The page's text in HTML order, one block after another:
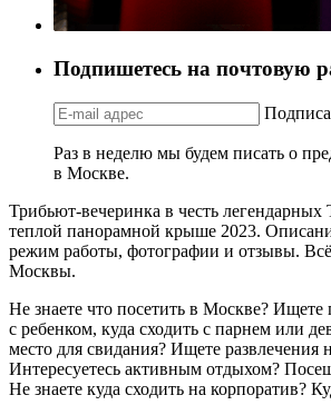
Подпишетесь на почтовую
Раз в неделю мы будем писать о
в Москве.
Трибьют-вечеринка в честь легендарных
теплой панорамной крыше 2023.
режим работы, фотографии и отзывы.
Москвы.
Не знаете что посетить в Москве? Ищете
с ребенком, куда сходить с парнем или
место для свидания? Ищете развлечения
Интересуетесь активным отдыхом?
Не знаете куда сходить на корпоратив?